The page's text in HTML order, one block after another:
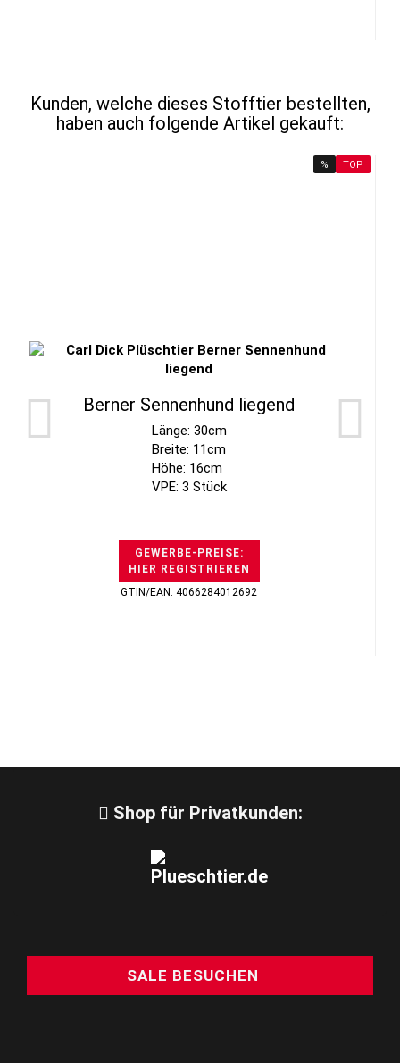
Kunden, welche dieses Stofftier bestellten,
haben auch folgende Artikel gekauft:
% TOP
Berner Sennenhund liegend
Länge: 30cm
Breite: 11cm
Höhe: 16cm
VPE: 3 Stück
GEWERBE-PREISE:
HIER REGISTRIEREN
GTIN/EAN: 4066284012692
Shop für Privatkunden:
SALE BESUCHEN